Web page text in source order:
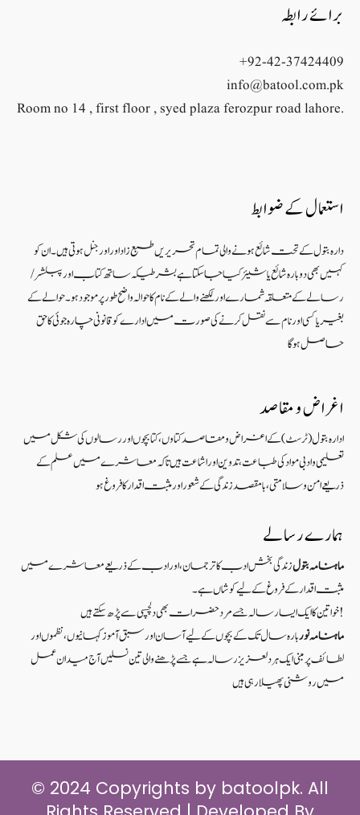
برائے رابطہ
+92-42-37424409
info@batool.com.pk
Room no 14 , first floor , syed plaza ferozpur road lahore.
استعمال کے ضوابط
دارہ بتول کے تحت شائع ہونے والی تمام تحریریں طبع زاد اور اورجنل ہوتی ہیں۔ ان کو
کہیں بھی دوبارہ شائع یا شیئر کیا جا سکتا ہے بشرطیکہ ساتھ کتاب اور پبلشر/
رسالے کے متعلقہ شمارے اور لکھنے والے کے نام کا حوالہ واضح طور پر موجود ہو۔ حوالے کے
بغیر یا کسی اور نام سے نقل کرنے کی صورت میں ادارے کو قانونی چارہ جوئی کا حق
حاصل ہو گا
اغراض و مقاصد
ادارہ بتول (ٹرسٹ) کے اغراض و مقاصد کتاوں ، کتابچوں اور رسالوں کی شکل میں
تعلیمی و ادبی مواد کی طباعت، تدوین اور اشاعت ہیں تاکہ معاشرے میں علم کے
ذریعےامن و سلامتی ، بامقصد زندگی کے شعوراورمثبت اقدار کا فروغ ہو
ہمارے رسالے
ماہنامہ بتولزندگی بخش ادب کا ترجمان، اور ادب کے ذریعے معاشرے میں
مثبت اقدار کے فروغ کے لیے کوشاں ہے۔
خواتین کا ایک ایسا رسالہ جسے مرد حضرات بھی دلچسپی سے پڑھ سکتے ہیں!
ماہنامہ نوربارہ سال تک کے بچوں کے لیے آسان اور سبق آموزکہانیوں ،نظموں اور
لطائف پر مبنی ایک ہر دلعزیز رسالہ ہے جسے پڑھنے والی تین نسلیں آج میدان عمل
میں روشنی پھیلا رہی ہیں
© 2024 Copyrights by batoolpk. All